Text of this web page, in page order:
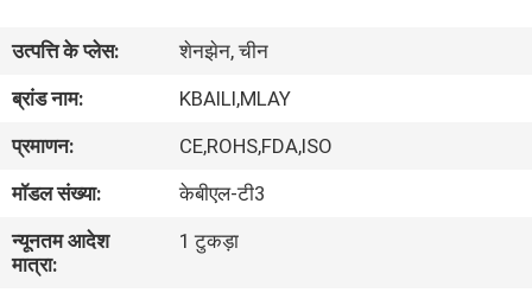
हमारे
बारे
में
कारखाना
भ्रमण
उत्पत्ति के प्लेस:
शेनझेन, चीन
ब्रांड नाम:
KBAILI,MLAY
प्रमाणन:
CE,ROHS,FDA,ISO
मॉडल संख्या:
केबीएल-टी3
न्यूनतम आदेश
मात्रा:
1 टुकड़ा